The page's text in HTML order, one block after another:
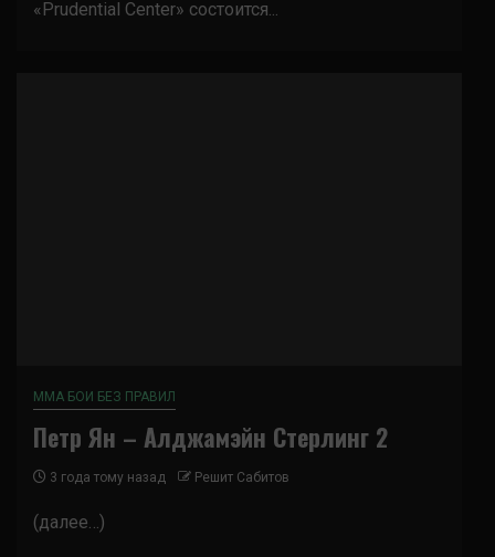
«Prudential Center» состоится...
ММА БОИ БЕЗ ПРАВИЛ
Петр Ян – Алджамэйн Стерлинг 2
3 года тому назад Решит Сабитов
(далее…)